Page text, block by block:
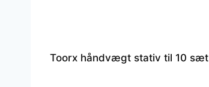
Toorx håndvægt stativ til 10 sæt